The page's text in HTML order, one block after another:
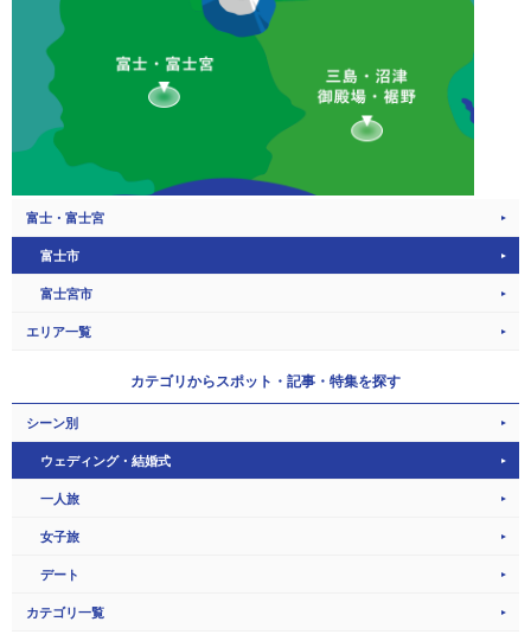
富士・富士宮
富士市
富士宮市
エリア一覧
カテゴリからスポット・記事・特集を探す
シーン別
ウェディング・結婚式
一人旅
女子旅
デート
カテゴリ一覧